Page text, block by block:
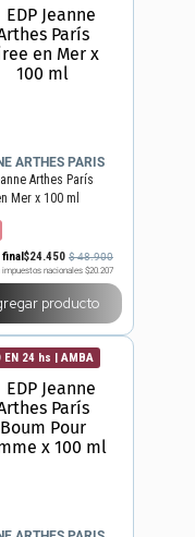
ARTHES PARIS
Arthes París
Mer x 100 ml
$24.450 $48.900
impuestos nacionales $20.207
producto
EN 24 hs | AMBA